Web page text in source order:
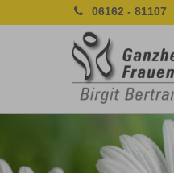
06162 - 81107